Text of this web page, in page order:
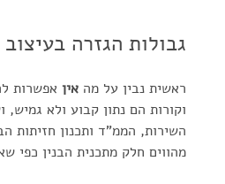
גבולות הגזרה
ראשית נבין על מה אין אפשרות
וקורות הם נתון קבוע ולא גמיש,
השירות, הממ"ד ותכנון חזיתות
מהווים חלק מתכנית הבנין כפי